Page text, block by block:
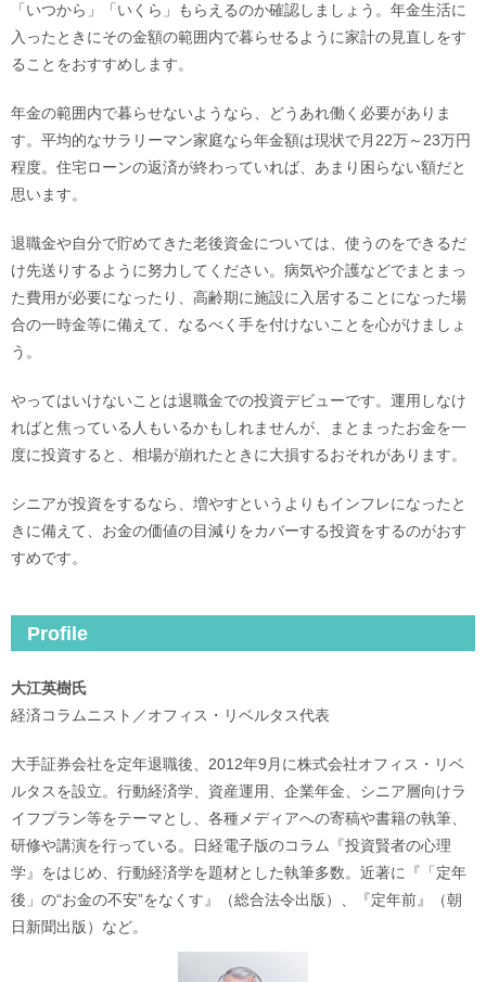
「いつから」「いくら」もらえるのか確認しましょう。年金生活に
入ったときにその金額の範囲内で暮らせるように家計の見直しをす
ることをおすすめします。
年金の範囲内で暮らせないようなら、どうあれ働く必要がありま
す。平均的なサラリーマン家庭なら年金額は現状で月22万～23万円
程度。住宅ローンの返済が終わっていれば、あまり困らない額だと
思います。
退職金や自分で貯めてきた老後資金については、使うのをできるだ
け先送りするように努力してください。病気や介護などでまとまっ
た費用が必要になったり、高齢期に施設に入居することになった場
合の一時金等に備えて、なるべく手を付けないことを心がけましょ
う。
やってはいけないことは退職金での投資デビューです。運用しなけ
ればと焦っている人もいるかもしれませんが、まとまったお金を一
度に投資すると、相場が崩れたときに大損するおそれがあります。
シニアが投資をするなら、増やすというよりもインフレになったと
きに備えて、お金の価値の目減りをカバーする投資をするのがおす
すめです。
Profile
大江英樹氏
経済コラムニスト／オフィス・リベルタス代表
大手証券会社を定年退職後、2012年9月に株式会社オフィス・リベ
ルタスを設立。行動経済学、資産運用、企業年金、シニア層向けラ
イフプラン等をテーマとし、各種メディアへの寄稿や書籍の執筆、
研修や講演を行っている。日経電子版のコラム『投資賢者の心理
学』をはじめ、行動経済学を題材とした執筆多数。近著に『「定年
後」の“お金の不安”をなくす』（総合法令出版）、『定年前』（朝
日新聞出版）など。